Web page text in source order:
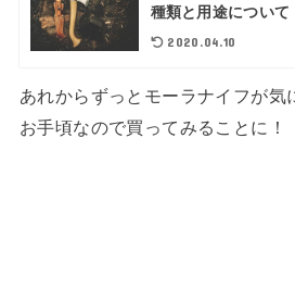
種類と用途について
2020.04.10
あれからずっとモーラナイフが気
お手頃なので買ってみることに！